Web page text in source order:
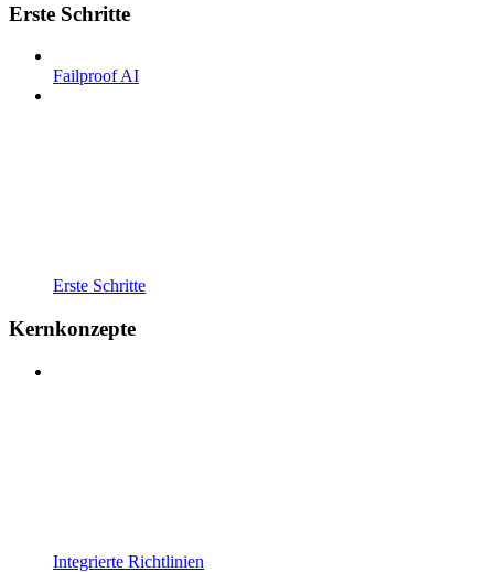
Erste Schritte
Failproof AI
Erste Schritte
Kernkonzepte
Integrierte Richtlinien